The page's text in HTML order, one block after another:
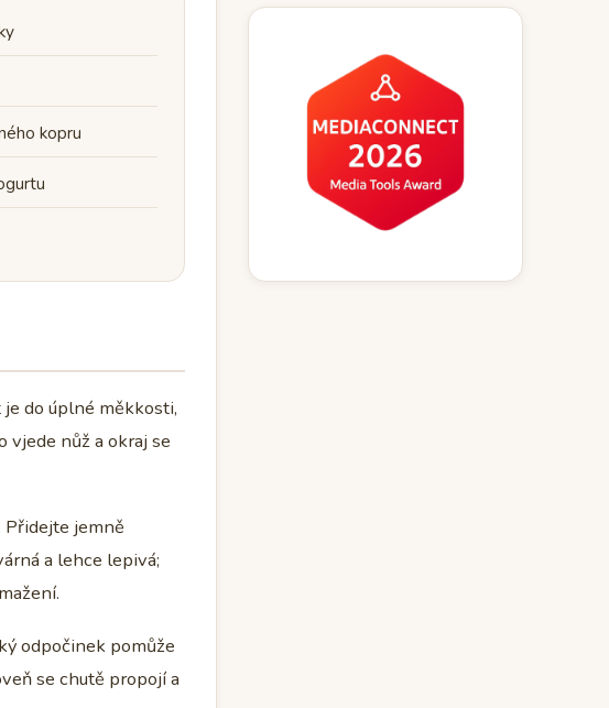
kopru
do úplné měkkosti,
vjede nůž a okraj se
Přidejte jemně
a lehce lepivá;
odpočinek pomůže
se chutě propojí a